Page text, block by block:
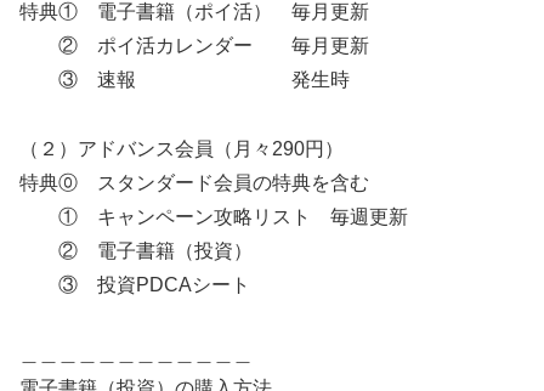
特典① 電子書籍（ポイ活） 毎月更新
② ポイ活カレンダー 毎月更新
③ 速報 発生時
（２）アドバンス会員（月々290円）
特典⓪ スタンダード会員の特典を含む
① キャンペーン攻略リスト 毎週更新
② 電子書籍（投資）
③ 投資PDCAシート